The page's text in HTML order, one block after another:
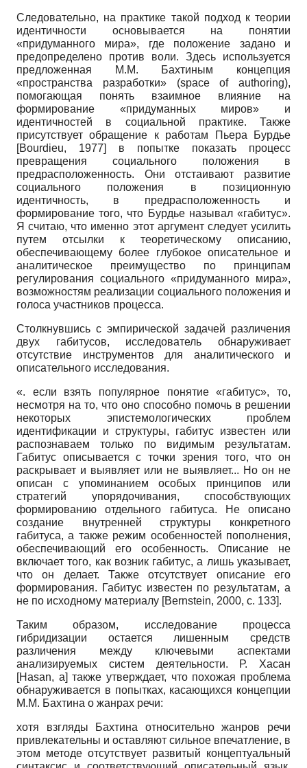
Следовательно, на практике такой подход к теории
идентичности основывается на понятии
«придуманного мира», где положение задано и
предопределено против воли. Здесь используется
предложенная М.М. Бахтиным концепция
«пространства разработки» (space of authoring),
помогающая понять взаимное влияние на
формирование «придуманных миров» и
идентичностей в социальной практике. Также
присутствует обращение к работам Пьера Бурдье
[Bourdieu, 1977]
в попытке показать процесс
превращения социального положения в
предрасположенность. Они отстаивают развитие
социального положения в позиционную
идентичность, в предрасположенность и
формирование того, что Бурдье называл «габитус».
Я считаю, что именно этот аргумент следует усилить
путем отсылки к теоретическому описанию,
обеспечивающему более глубокое описательное и
аналитическое преимущество по принципам
регулирования социального «придуманного мира»,
возможностям реализации социального положения и
голоса участников процесса.
Столкнувшись с эмпирической задачей различения
двух габитусов, исследователь обнаруживает
отсутствие инструментов для аналитического и
описательного исследования.
«. если взять популярное понятие «габитус», то,
несмотря на то, что оно способно помочь в решении
некоторых эпистемологических проблем
идентификации и структуры, габитус известен или
распознаваем только по видимым результатам.
Габитус описывается с точки зрения того, что он
раскрывает и выявляет или не выявляет... Но он не
описан с упоминанием особых принципов или
стратегий упорядочивания, способствующих
формированию отдельного габитуса. Не описано
создание внутренней структуры конкретного
габитуса, а также режим особенностей пополнения,
обеспечивающий его особенность. Описание не
включает того, как возник габитус, а лишь указывает,
что он делает. Также отсутствует описание его
формирования. Габитус известен по результатам, а
не по исходному материалу [Bernstein, 2000, с. 133].
Таким образом, исследование процесса
гибридизации остается лишенным средств
различения между ключевыми аспектами
анализируемых систем деятельности. Р. Хасан
[Hasan, а] также утверждает, что похожая проблема
обнаруживается в попытках, касающихся концепции
М.М. Бахтина о жанрах речи:
хотя взгляды Бахтина относительно жанров речи
привлекательны и оставляют сильное впечатление, в
этом методе отсутствует развитый концептуальный